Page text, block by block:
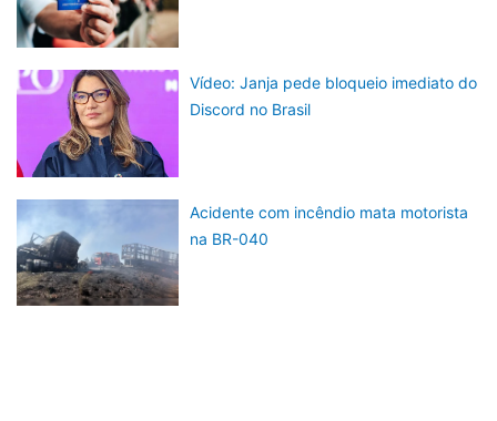
Vídeo: Janja pede bloqueio imediato do
Discord no Brasil
Acidente com incêndio mata motorista
na BR-040